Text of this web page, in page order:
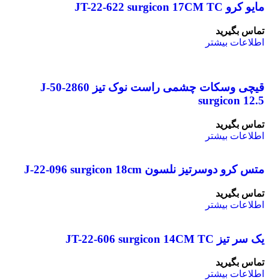
مایو کرو JT-22-622 surgicon 17CM TC
تماس بگیرید
اطلاعات بیشتر
قیچی وسکات چشمی راست نوک تیز J-50-2860
surgicon 12.5
تماس بگیرید
اطلاعات بیشتر
متس کرو دوسرتیز نلسون J-22-096 surgicon 18cm
تماس بگیرید
اطلاعات بیشتر
یک سر تیز JT-22-606 surgicon 14CM TC
تماس بگیرید
اطلاعات بیشتر